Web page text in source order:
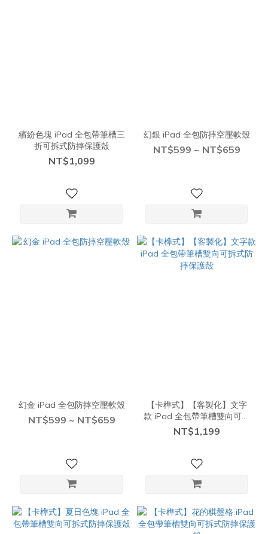
繽紛色塊 iPad 全包帶筆槽三
折可拆式防摔保護殼
NT$1,099
幻銀 iPad 全包防摔空壓軟殼
NT$599 ~ NT$659
幻金 iPad 全包防摔空壓軟殼
NT$599 ~ NT$659
【卡榫式】【客製化】文字
款 iPad 全包帶筆槽雙向可拆
式防摔保護殼
NT$1,199